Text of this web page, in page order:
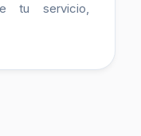
tu servicio,